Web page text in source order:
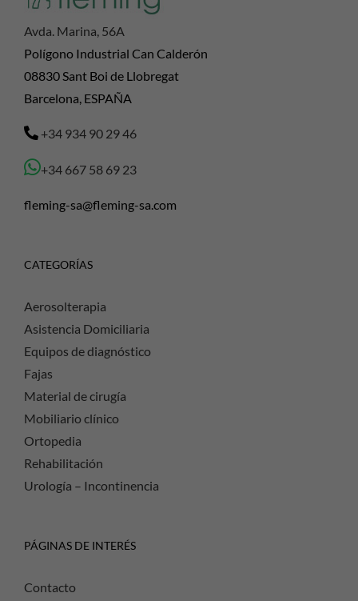
Avda. Marina, 56A
Polígono Industrial Can Calderón
08830 Sant Boi de Llobregat
Barcelona, ESPAÑA
+34 934 90 29 46
+34 667 58 69 23
fleming-sa@fleming-sa.com
CATEGORÍAS
Aerosolterapia
Asistencia Domiciliaria
Equipos de diagnóstico
Fajas
Material de cirugía
Mobiliario clínico
Ortopedia
Rehabilitación
Urología – Incontinencia
PÁGINAS DE INTERÉS
Contacto